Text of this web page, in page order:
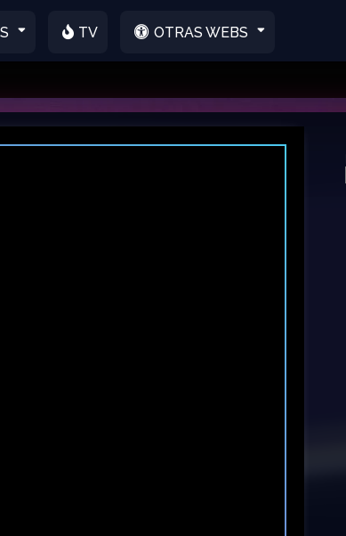
TV OTRAS WEBS